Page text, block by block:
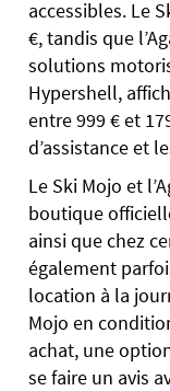
accessibles. Le
€, tandis que
solutions
Hypershell,
entre 999 € et
d’assistance et
Le Ski Mojo et
boutique
ainsi que chez
également
location à la
Mojo en
achat, une
se faire un avis